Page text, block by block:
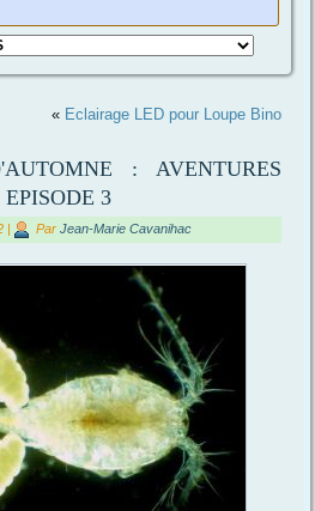
« Eclairage LED pour Loupe Bino
: AVENTURES
3
Par Jean-Marie Cavanihac